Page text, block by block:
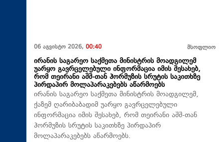
06 აგვისტო 2026, 00:40 მსოფლიო
ირანის საგარეო საქმეთა მინისტრის მოადგილემ
უარყო გავრცელებული ინფორმაცია იმის შესახებ,
რომ თეირანი აშშ-თან ჰორმუზის სრუტის საკითხზე
პირდაპირ მოლაპარაკებებს აწარმოებს
ირანის საგარეო საქმეთა მინისტრის მოადგილემ,
ქაზემ ღარიბაბადიმ უარყო გავრცელებული
ინფორმაცია იმის შესახებ, რომ თეირანი აშშ-თან
ჰორმუზის სრუტის საკითხზე პირდაპირ
მოლაპარაკებებს აწარმოებს.